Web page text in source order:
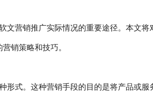
文营销推广实际情况的重要途径。本文将
销策略和技巧。
形式。这种营销手段的目的是将产品或服